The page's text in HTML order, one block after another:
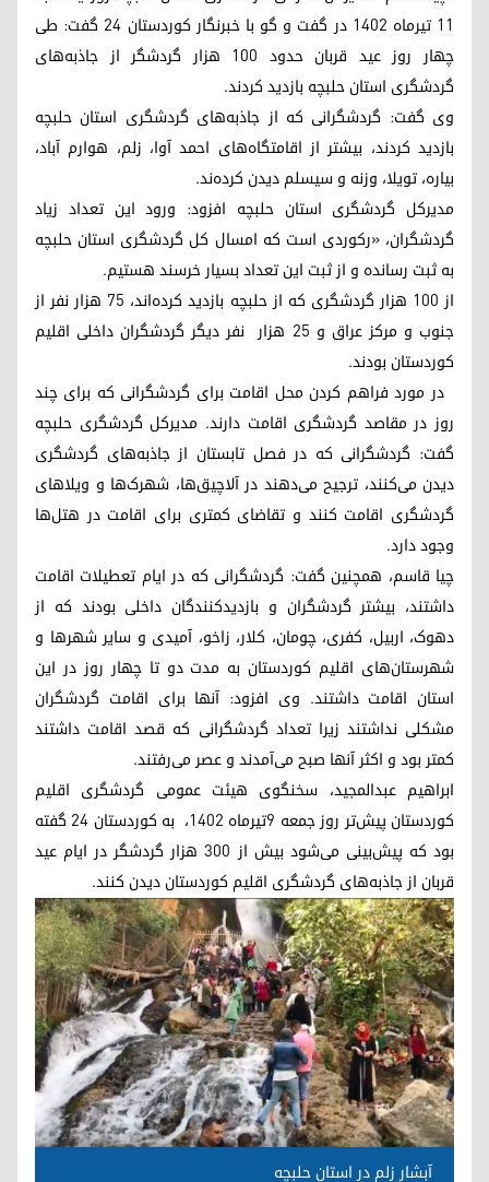
۱۱ تیرماه ۱۴۰۲ در گفت و گو با خبرنگار کوردستان 24 گفت: طی
چهار روز عید قربان حدود ۱۰۰ هزار گردشگر از جاذبه‌های
گردشگری استان حلبچه بازدید کردند.
وی گفت: گردشگرانی که از جاذبه‌های گردشگری استان حلبچه
بازدید کردند، بیشتر از اقامتگاه‌های احمد آوا، زلم، هوارم آباد،
بیاره، تویلا، وزنه و سیسلم دیدن کرده‌ند.
مدیرکل گردشگری استان حلبچه افزود: ورود این تعداد زیاد
گردشگران، «رکوردی است که امسال کل گردشگری استان حلبچه
به ثبت رسانده و از ثبت این تعداد بسیار خرسند هستیم.
از ۱۰۰ هزار گردشگری که از حلبچه بازدید کرده‌اند، ۷۵ هزار نفر از
جنوب و مرکز عراق و ۲۵ هزار نفر دیگر گردشگران داخلی اقلیم
کوردستان بودند.
در مورد فراهم کردن محل اقامت برای گردشگرانی که برای چند
روز در مقاصد گردشگری اقامت دارند. مدیرکل گردشگری حلبچه
گفت: گردشگرانی که در فصل تابستان از جاذبه‌های گردشگری
دیدن می‌کنند، ترجیح می‌دهند در آلاچیق‌ها، شهرک‌ها و ویلاهای
گردشگری اقامت کنند و تقاضای کمتری برای اقامت در هتل‌ها
وجود دارد.
چیا قاسم، همچنین گفت: گردشگرانی که در ایام تعطیلات اقامت
داشتند، بیشتر گردشگران و بازدیدکنندگان داخلی بودند که از
دهوک، اربیل، کفری، چومان، کلار، زاخو، آمیدی و سایر شهرها و
شهرستان‌های اقلیم کوردستان به مدت دو تا چهار روز در این
استان اقامت داشتند. وی افزود: آنها برای اقامت گردشگران
مشکلی نداشتند زیرا تعداد گردشگرانی که قصد اقامت داشتند
کمتر بود و اکثر آنها صبح می‌آمدند و عصر می‌رفتند.
ابراهیم عبدالمجید، سخنگوی هیئت عمومی گردشگری اقلیم
کوردستان پیش‌تر روز جمعه ٩تیرماه ۱۴۰۲، به کوردستان ۲۴ گفته
بود که پیش‌بینی می‌شود بیش از ۳۰۰ هزار گردشگر در ایام عید
قربان از جاذبه‌های گردشگری اقلیم کوردستان دیدن کنند.
آبشار زلم در استان حلبچه